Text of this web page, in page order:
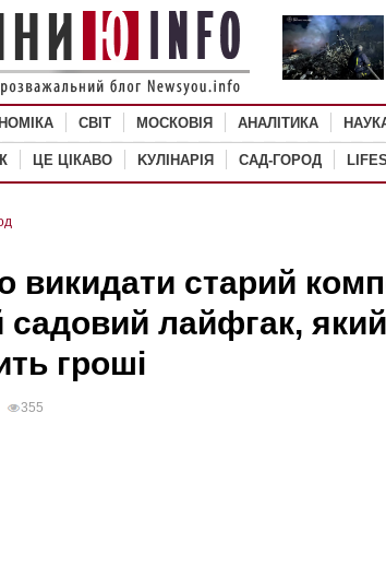
СВІТ MОСКОВІЯ АНАЛІТИКА
ЦЕ ЦІКАВО KУЛІНАРІЯ САД-ГОРОД
викидати старий
садовий лайфгак, який
гроші
355